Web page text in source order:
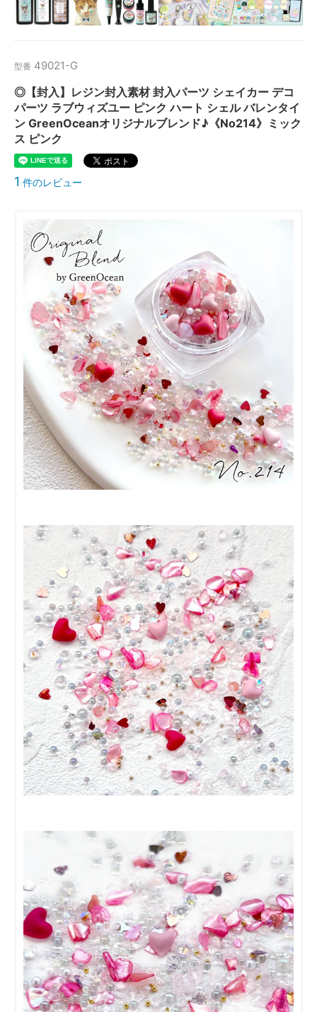
型番 49021-G
◎【封入】レジン封入素材 封入パーツ シェイカー デコ
パーツ ラブウィズユー ピンク ハート シェル バレンタイ
ン GreenOceanオリジナルブレンド♪《No214》ミック
ス ピンク
1 件のレビュー